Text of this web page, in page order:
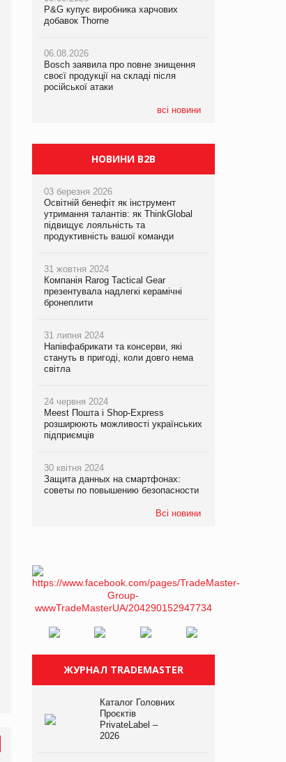
P&G купує виробника харчових
добавок Thorne
06.08.2026
Bosch заявила про повне знищення
своєї продукції на складі після
російської атаки
всі новини
P&G купує виробника харчових
добавок Thorne
06.08.2026
Bosch заявила про повне знищення
своєї продукції на складі після
російської атаки
P&G купує виробника харчових
добавок Thorne
06.08.2026
Bosch заявила про повне знищення
своєї продукції на складі після
російської атаки
НОВИНИ B2B
03 березня 2026
Освітній бенефіт як інструмент
утримання талантів: як ThinkGlobal
підвищує лояльність та
продуктивність вашої команди
31 жовтня 2024
Компанія Rarog Tactical Gear
презентувала надлегкі керамічні
бронеплити
31 липня 2024
Напівфабрикати та консерви, які
стануть в пригоді, коли довго нема
світла
24 червня 2024
Meest Пошта і Shop-Express
розширюють можливості українських
підприємців
30 квітня 2024
Защита данных на смартфонах:
советы по повышению безопасности
Всі новини
ЖУРНАЛ TRADEMASTER
Каталог Головних
Проєктів
PrivateLabel –
2026